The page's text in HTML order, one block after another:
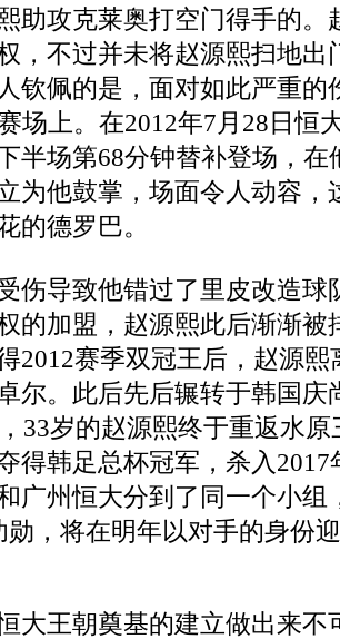
助攻克莱奥打空门得手的。
，不过并未将赵源熙扫地出
钦佩的是，面对如此严重的
场上。在2012年7月28日恒
半场第68分钟替补登场，
为他鼓掌，场面令人动容，
的德罗巴。
导致他错过了里皮改造球
的加盟，赵源熙此后渐渐被
2012赛季双冠王后，赵源
尔。此后先后辗转于韩国庆
33岁的赵源熙终于重返水
得韩足总杯冠军，杀入
广州恒大分到了同一个小组
勋，将在明年以对手的身份
王朝奠基的建立做出来不